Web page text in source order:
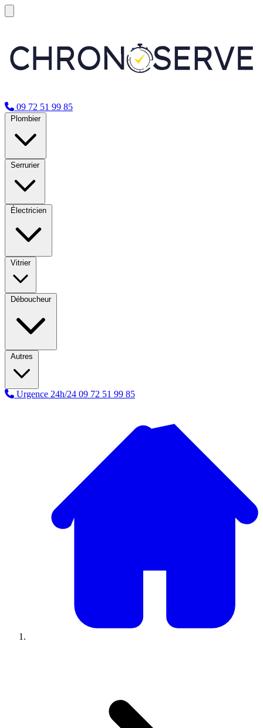
09 72 51 99 85
Plombier
Serrurier
Électricien
Vitrier
Déboucheur
Autres
Urgence 24h/24 09 72 51 99 85